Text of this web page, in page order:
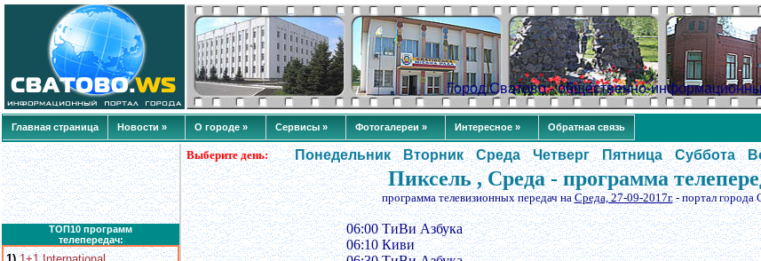
Город Сватово - общественно-
Главная страница Новости » О городе » Сервисы » Фотогалереи » Интересное » Обратная связь
ТОП10 программ
телепередач:
Выберите день: Понедельник Вторник Среда Четверг Пятница Суббота
Пиксель , Среда - программа
программа телевизионных передач наСреда, 27-09-2017г.- портал города
06:00 ТиВи Азбука
06:10 Киви